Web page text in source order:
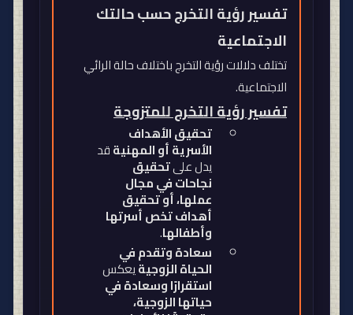
تفسير رؤية التخرج حسب حالتك
الاجتماعية
تختلف دلالات رؤية التخرج باختلاف حالة الرائي
الاجتماعية.
تفسير رؤية التخرج للمتزوجة
تحقيق الأهداف
الأسرية أو المهنيةقد
يدل علىتحقيق
نجاحات في مجال
عملها، أو تحقيق
أهداف تخص أسرتها
وأطفالها.
سعادة وتقدم في
الحياة الزوجيةيعكس
استقرارًا وسعادة في
حياتها الزوجية،